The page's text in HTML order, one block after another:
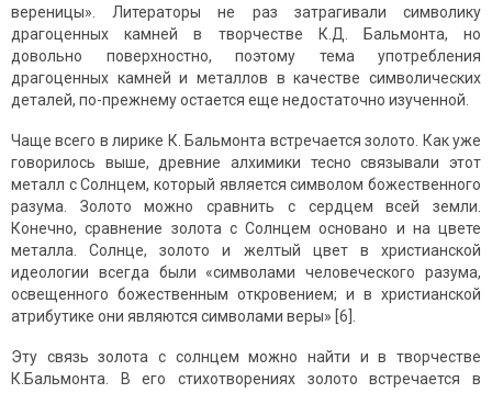
вереницы». Литераторы не раз затрагивали символику
драгоценных камней в творчестве К.Д. Бальмонта, но
довольно поверхностно, поэтому тема употребления
драгоценных камней и металлов в качестве символических
деталей, по-прежнему остается еще недостаточно изученной.
Чаще всего в лирике К. Бальмонта встречается золото. Как уже
говорилось выше, древние алхимики тесно связывали этот
металл с Солнцем, который является символом божественного
разума. Золото можно сравнить с сердцем всей земли.
Конечно, сравнение золота с Солнцем основано и на цвете
металла. Солнце, золото и желтый цвет в христианской
идеологии всегда были «символами человеческого разума,
освещенного божественным откровением; и в христианской
атрибутике они являются символами веры» [6].
Эту связь золота с солнцем можно найти и в творчестве
К.Бальмонта. В его стихотворениях золото встречается в